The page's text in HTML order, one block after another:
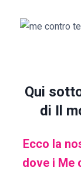
Qui
di Il
Ecco la
dove i Me